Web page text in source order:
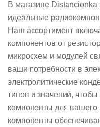
В магазине
идеальные
Наш ассортимент
компонентов от
микросхем и модулей
ваши потребности в
электролитические
типов и значений,
компоненты для вашего
компоненты